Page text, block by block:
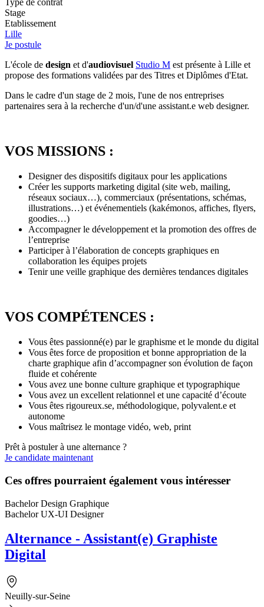
Type de contrat
Stage
Etablissement
Lille
Je postule
L'école de design et d'audiovisuel Studio M est présente à Lille et
propose des formations validées par des Titres et Diplômes d'Etat.
Dans le cadre d'un stage de 2 mois, l'une de nos entreprises
partenaires sera à la recherche d'un/d'une assistant.e web designer.
VOS MISSIONS :
Designer des dispositifs digitaux pour les applications
Créer les supports marketing digital (site web, mailing,
réseaux sociaux…), commerciaux (présentations, schémas,
illustrations…) et événementiels (kakémonos, affiches, flyers,
goodies…)
Accompagner le développement et la promotion des offres de
l’entreprise
Participer à l’élaboration de concepts graphiques en
collaboration les équipes projets
Tenir une veille graphique des dernières tendances digitales
VOS COMPÉTENCES :
Vous êtes passionné(e) par le graphisme et le monde du digital
Vous êtes force de proposition et bonne appropriation de la
charte graphique afin d’accompagner son évolution de façon
fluide et cohérente
Vous avez une bonne culture graphique et typographique
Vous avez un excellent relationnel et une capacité d’écoute
Vous êtes rigoureux.se, méthodologique, polyvalent.e et
autonome
Vous maîtrisez le montage vidéo, web, print
Prêt à postuler à une alternance ?
Je candidate maintenant
Ces offres pourraient également vous intéresser
Bachelor Design Graphique
Bachelor UX-UI Designer
Alternance - Assistant(e) Graphiste
Digital
Neuilly-sur-Seine